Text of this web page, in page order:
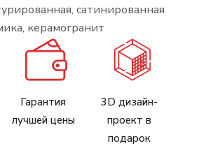
сатинированная
керамогранит
Гарантия
лучшей цены
3D дизайн-
проект в
подарок